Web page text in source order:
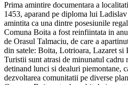
Prima amintire documentara a
1453, aparand pe diploma lui
amintita ca una dintre posesiunile
Comuna Boita a fost reinfiintata in
de Orasul Talmaciu, de care a
din satele: Boita, Lotrioara, Lazaret si
Turistii sunt atrasi de minunatul cadru
detinand lunci si dealuri piemontane,
dezvoltarea comunitatii pe diverse